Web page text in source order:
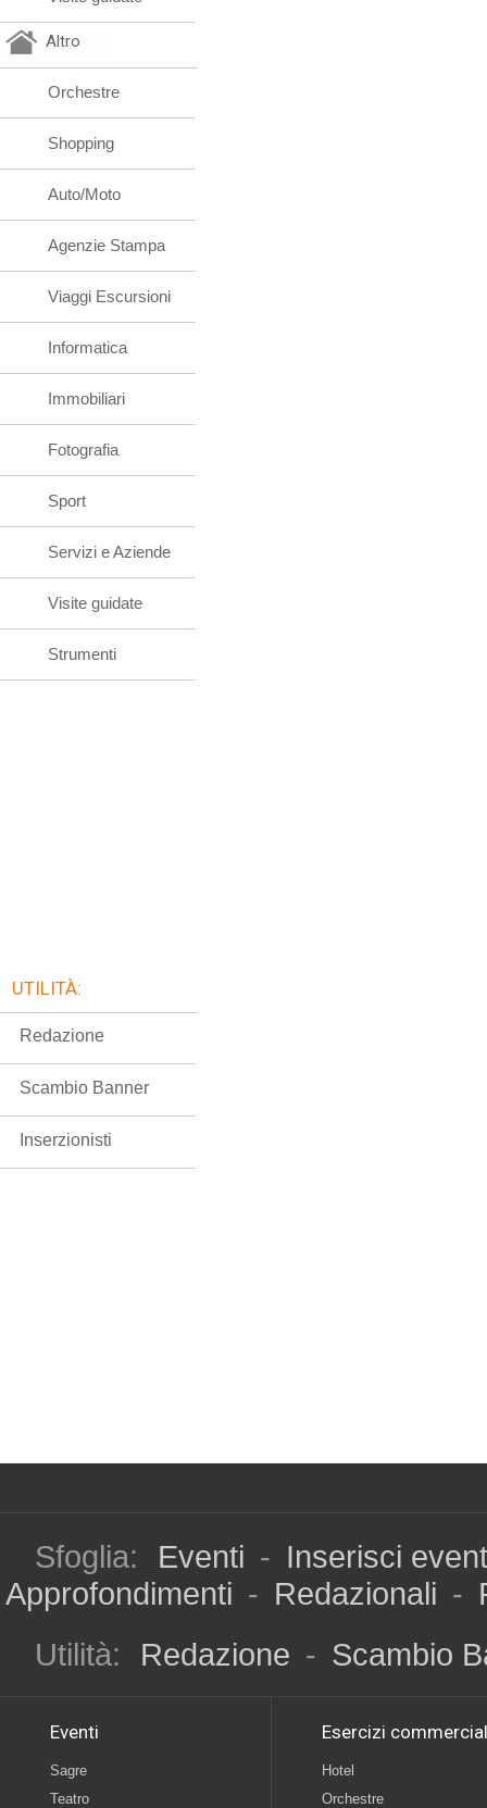
Altro
Orchestre
Shopping
Auto/Moto
Agenzie Stampa
Viaggi Escursioni
Informatica
Immobiliari
Fotografia
Sport
Servizi e Aziende
Visite guidate
Strumenti
UTILITÀ:
Redazione
Scambio Banner
Inserzionisti
Sfoglia: Eventi - Inserisci
Approfondimenti - Redazionali -
Utilità:
Redazione - Scambio
Eventi
Sagre
Teatro
Esercizi
Hotel
Orchestre